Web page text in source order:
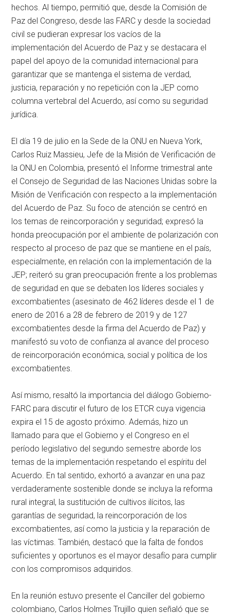
hechos. Al tiempo, permitió que, desde la Comisión de
Paz del Congreso, desde las FARC y desde la sociedad
civil se pudieran expresar los vacíos de la
implementación del Acuerdo de Paz y se destacara el
papel del apoyo de la comunidad internacional para
garantizar que se mantenga el sistema de verdad,
justicia, reparación y no repetición con la JEP como
columna vertebral del Acuerdo, así como su seguridad
jurídica.
El día 19 de julio en la Sede de la ONU en Nueva York,
Carlos Ruiz Massieu, Jefe de la Misión de Verificación de
la ONU en Colombia, presentó el Informe trimestral ante
el Consejo de Seguridad de las Naciones Unidas sobre la
Misión de Verificación con respecto a la implementación
del Acuerdo de Paz. Su foco de atención se centró en
los temas de reincorporación y seguridad; expresó la
honda preocupación por el ambiente de polarización con
respecto al proceso de paz que se mantiene en el país,
especialmente, en relación con la implementación de la
JEP; reiteró su gran preocupación frente a los problemas
de seguridad en que se debaten los líderes sociales y
excombatientes (asesinato de 462 líderes desde el 1 de
enero de 2016 a 28 de febrero de 2019 y de 127
excombatientes desde la firma del Acuerdo de Paz) y
manifestó su voto de confianza al avance del proceso
de reincorporación económica, social y política de los
excombatientes.
Así mismo, resaltó la importancia del diálogo Gobierno-
FARC para discutir el futuro de los ETCR cuya vigencia
expira el 15 de agosto próximo. Además, hizo un
llamado para que el Gobierno y el Congreso en el
período legislativo del segundo semestre aborde los
temas de la implementación respetando el espíritu del
Acuerdo. En tal sentido, exhortó a avanzar en una paz
verdaderamente sostenible donde se incluya la reforma
rural integral, la sustitución de cultivos ilícitos, las
garantías de seguridad, la reincorporación de los
excombatientes, así como la justicia y la reparación de
las víctimas. También, destacó que la falta de fondos
suficientes y oportunos es el mayor desafío para cumplir
con los compromisos adquiridos.
En la reunión estuvo presente el Canciller del gobierno
colombiano, Carlos Holmes Trujillo quien señaló que se